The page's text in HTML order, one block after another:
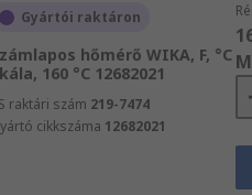
Gyártói raktáron
hőmérő WIKA, F, °C
160 °C 12682021
raktári szám 219-7474
cikkszáma 12682021